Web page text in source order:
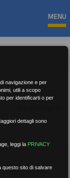
MENU
navigazione e per
utili a scopo
per identificarti o per
dettagli sono
leggi la PRIVACY
questo sito di salvare